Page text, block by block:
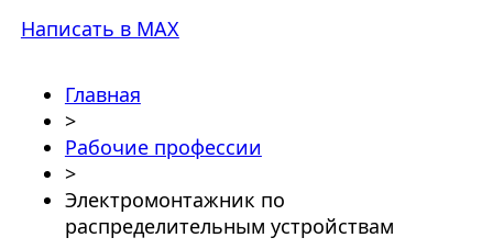
Написать в MAX
Главная
>
Рабочие профессии
>
Электромонтажник по
распределительным устройствам